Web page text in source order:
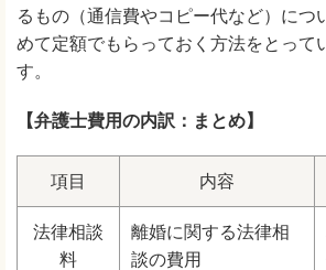
るもの（通信費やコピー代など）につ
めて定額でもらっておく方法をとって
す。
【弁護士費用の内訳：まとめ】
項目 内容
法律相談
料
離婚に関する法律相
談の費用